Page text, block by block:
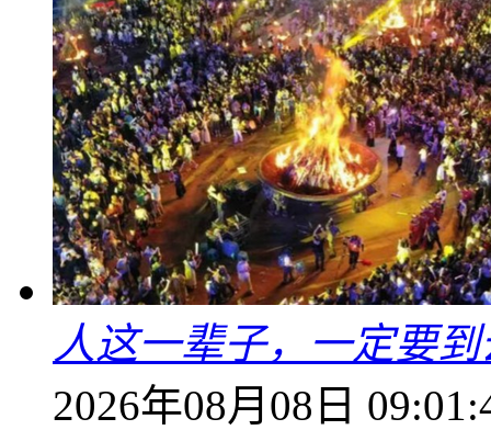
人这一辈子，一定要
2026年08月08日